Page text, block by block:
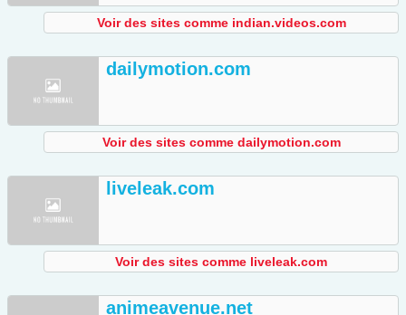
Voir des sites comme indian.videos.com
dailymotion.com
Voir des sites comme dailymotion.com
liveleak.com
Voir des sites comme liveleak.com
animeavenue.net